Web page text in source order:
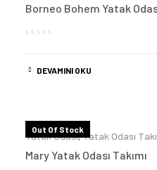
Borneo Bohem Yatak
DEVAMINI OKU
Out Of Stock
Yatak Odası,Yatak Odası
Mary Yatak Odası Takımı